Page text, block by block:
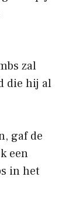
zal
die hij al
gaf de
een
in het